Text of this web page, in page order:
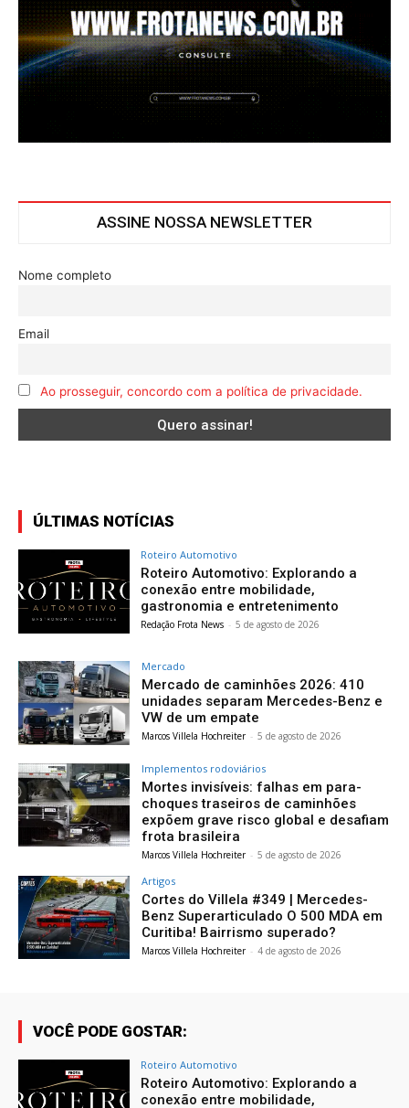
ASSINE NOSSA NEWSLETTER
Nome completo
Email
Ao prosseguir, concordo com a política de privacidade.
ÚLTIMAS NOTÍCIAS
Roteiro Automotivo
Roteiro Automotivo: Explorando a
conexão entre mobilidade,
gastronomia e entretenimento
Redação Frota News - 5 de agosto de 2026
Mercado
Mercado de caminhões 2026: 410
unidades separam Mercedes-Benz e
VW de um empate
Marcos Villela Hochreiter - 5 de agosto de 2026
Implementos rodoviários
Mortes invisíveis: falhas em para-
choques traseiros de caminhões
expõem grave risco global e desafiam
frota brasileira
Marcos Villela Hochreiter - 5 de agosto de 2026
Artigos
Cortes do Villela #349 | Mercedes-
Benz Superarticulado O 500 MDA em
Curitiba! Bairrismo superado?
Marcos Villela Hochreiter - 4 de agosto de 2026
VOCÊ PODE GOSTAR:
Roteiro Automotivo
Roteiro Automotivo: Explorando a
conexão entre mobilidade,